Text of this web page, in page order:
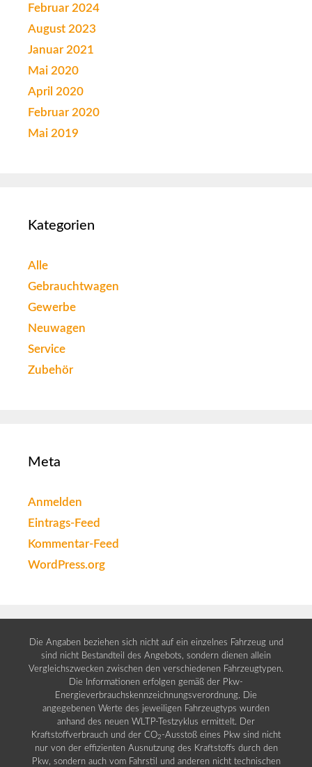
Februar 2024
August 2023
Januar 2021
Mai 2020
April 2020
Februar 2020
Mai 2019
Kategorien
Alle
Gebrauchtwagen
Gewerbe
Neuwagen
Service
Zubehör
Meta
Anmelden
Eintrags-Feed
Kommentar-Feed
WordPress.org
Die Angaben beziehen sich nicht auf ein einzelnes Fahrzeug und
sind nicht Bestandteil des Angebots, sondern dienen allein
Vergleichszwecken zwischen den verschiedenen Fahrzeugtypen.
Die Informationen erfolgen gemäß der Pkw-
Energieverbrauchskennzeichnungsverordnung. Die
angegebenen Werte des jeweiligen Fahrzeugtyps wurden
anhand des neuen WLTP-Testzyklus ermittelt. Der
Kraftstoffverbrauch und der CO2 -Ausstoß eines Pkw sind nicht
nur von der effizienten Ausnutzung des Kraftstoffs durch den
Pkw, sondern auch vom Fahrstil und anderen nicht technischen